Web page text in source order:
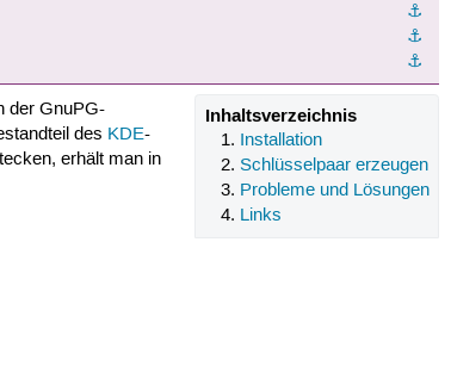
⚓︎
⚓︎
⚓︎
Inhaltsverzeichnis
Installation
Schlüsselpaar erzeugen
Probleme und Lösungen
Links
der GnuPG-
des KDE-
erhält man in